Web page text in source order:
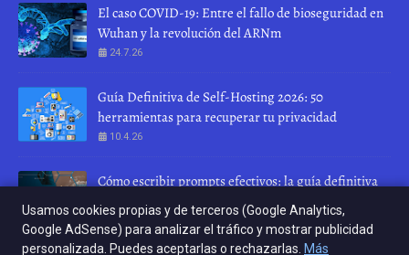
El caso COVID-19: Entre el fallo de bioseguridad en
Wuhan y la revolución del ARNm
24.7.26
Guía Definitiva de Self-Hosting 2026: 50
herramientas para recuperar tu privacidad
10.4.26
Cómo escribir prompts efectivos: la guía definitiva
para hablar con una IA
28.7.26
Usamos cookies propias y de terceros (Google Analytics,
Google AdSense) para analizar el tráfico y mostrar publicidad
personalizada. Puedes aceptarlas o rechazarlas. Más